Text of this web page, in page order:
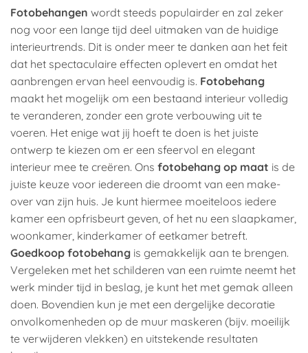
Fotobehangen wordt steeds populairder en zal zeker
nog voor een lange tijd deel uitmaken van de huidige
interieurtrends. Dit is onder meer te danken aan het feit
dat het spectaculaire effecten oplevert en omdat het
aanbrengen ervan heel eenvoudig is. Fotobehang
maakt het mogelijk om een bestaand interieur volledig
te veranderen, zonder een grote verbouwing uit te
voeren. Het enige wat jij hoeft te doen is het juiste
ontwerp te kiezen om er een sfeervol en elegant
interieur mee te creëren. Ons fotobehang op maat is de
juiste keuze voor iedereen die droomt van een make-
over van zijn huis. Je kunt hiermee moeiteloos iedere
kamer een opfrisbeurt geven, of het nu een slaapkamer,
woonkamer, kinderkamer of eetkamer betreft.
Goedkoop fotobehang is gemakkelijk aan te brengen.
Vergeleken met het schilderen van een ruimte neemt het
werk minder tijd in beslag, je kunt het met gemak alleen
doen. Bovendien kun je met een dergelijke decoratie
onvolkomenheden op de muur maskeren (bijv. moeilijk
te verwijderen vlekken) en uitstekende resultaten